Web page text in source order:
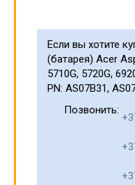
Если вы хотите
(батарея) Acer
5710G, 5720G,
PN: AS07B31,
Позвонить: